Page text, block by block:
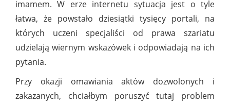
imamem. W erze internetu sytuacja jest o tyle
łatwa, że powstało dziesiątki tysięcy portali, na
których uczeni specjaliści od prawa szariatu
udzielają wiernym wskazówek i odpowiadają na ich
pytania.
Przy okazji omawiania aktów dozwolonych i
zakazanych, chciałbym poruszyć tutaj problem